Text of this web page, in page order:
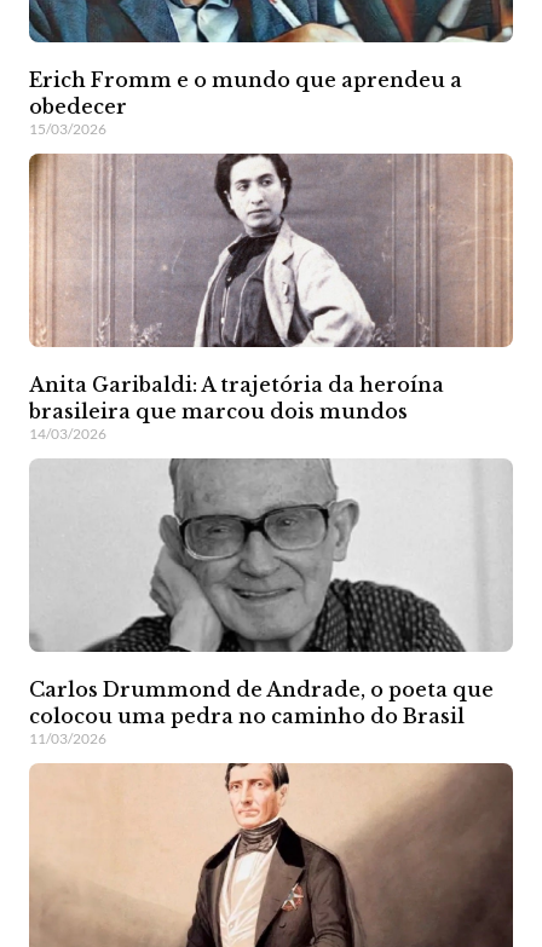
Erich Fromm e o mundo que aprendeu a
obedecer
15/03/2026
Anita Garibaldi: A trajetória da heroína
brasileira que marcou dois mundos
14/03/2026
Carlos Drummond de Andrade, o poeta que
colocou uma pedra no caminho do Brasil
11/03/2026